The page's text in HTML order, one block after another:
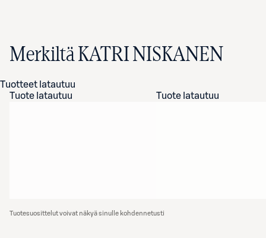
Merkiltä KATRI NISKANEN
Tuotteet latautuu
Tuote latautuu
Tuote latautuu
Tuotesuosittelut voivat näkyä sinulle kohdennetusti